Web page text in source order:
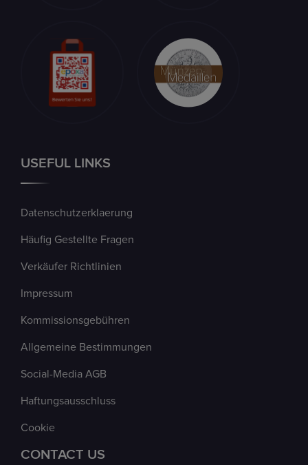
USEFUL LINKS
Datenschutzerklaerung
Häufig Gestellte Fragen
Verkäufer Richtlinien
Impressum
Kommissionsgebühren
Allgemeine Bestimmungen
Social-Media AGB
Haftungsausschluss
Cookie
CONTACT US